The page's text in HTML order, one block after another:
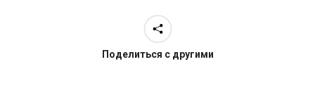
Поделиться с другими